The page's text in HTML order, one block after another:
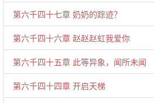
第六千四十七章 奶奶的踪迹？
第六千四十六章 赵赵赵虹我爱你
第六千四十五章 此等异象，闻所未闻
第六千四十四章 开启天梯